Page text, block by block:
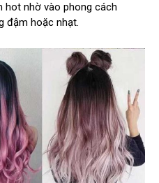
hot nhờ vào phong cách
đậm hoặc nhạt.